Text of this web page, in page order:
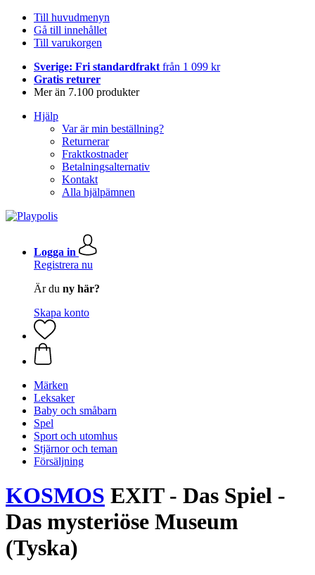
Till huvudmenyn
Gå till innehållet
Till varukorgen
Sverige: Fri standardfrakt från 1 099 kr
Gratis returer
Mer än 7.100 produkter
Hjälp
Var är min beställning?
Returnerar
Fraktkostnader
Betalningsalternativ
Kontakt
Alla hjälpämnen
Logga in
Registrera nu
Är du ny här?
Skapa konto
Märken
Leksaker
Baby och småbarn
Spel
Sport och utomhus
Stjärnor och teman
Försäljning
KOSMOS EXIT - Das Spiel -
Das mysteriöse Museum
(Tyska)